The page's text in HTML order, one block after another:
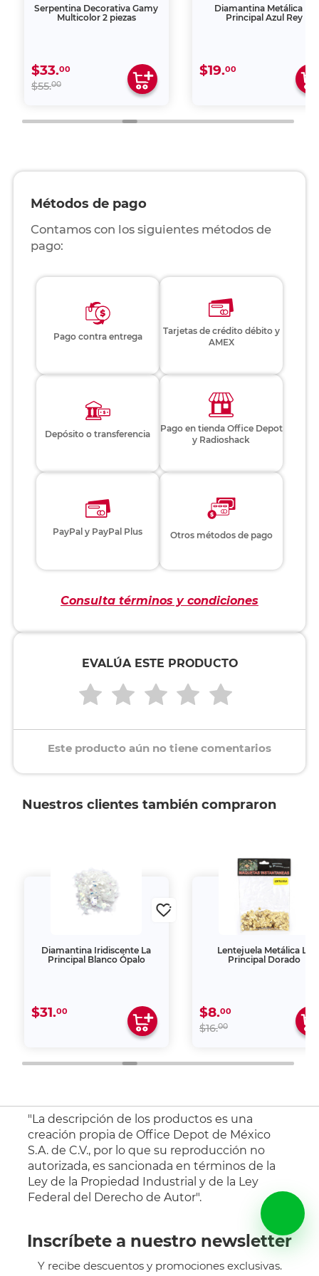
Serpentina Decorativa Gamy
Multicolor 2 piezas
$33.00
$55.00
Diamantina Metálica La
Principal Azul Rey
$19.00
Métodos de pago
Contamos con los siguientes métodos de
pago:
Pago contra entrega
Tarjetas de crédito débito y
AMEX
Depósito o transferencia
Pago en tienda Office Depot
y Radioshack
PayPal y PayPal Plus Otros métodos de pago
Consulta términos y condiciones
EVALÚA ESTE PRODUCTO
Este producto aún no tiene comentarios
Nuestros clientes también compraron
Diamantina Iridiscente La
Principal Blanco Ópalo
$31.00
Lentejuela Metálica La
Principal Dorado
$8.00
$16.00
"La descripción de los productos es una
creación propia de Office Depot de México
S.A. de C.V., por lo que su reproducción no
autorizada, es sancionada en términos de la
Ley de la Propiedad Industrial y de la Ley
Federal del Derecho de Autor".
Inscríbete a nuestro newsletter
Y recibe descuentos y promociones exclusivas.